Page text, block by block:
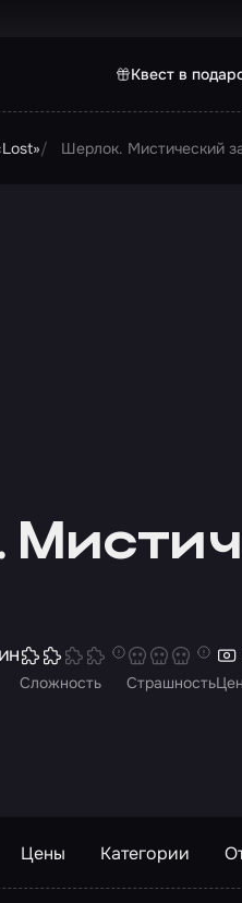
Квест в
Шерлок. Мистический
Сложность Страшность
Цены Категории